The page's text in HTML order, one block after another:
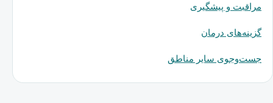
مراقبت و پیشگیری
گزینه‌های درمان
جست‌وجوی سایر مناطق